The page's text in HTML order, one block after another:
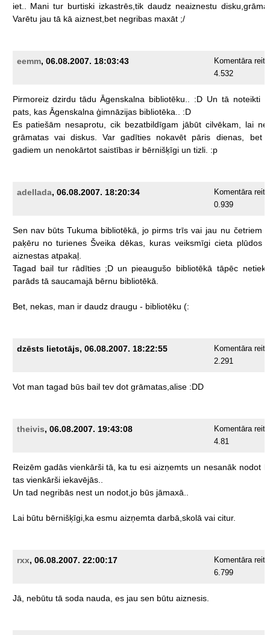
iet.. Mani tur burtiski izkastrēs,tik daudz neaiznestu
Varētu jau tā kā aiznest,bet negribas maxāt ;/
eemm, 06.08.2007. 18:03:43
Komentāra
4.532
Pirmoreiz dzirdu tādu Āgenskalna bibliotēku.. :D Un tā noteikti
pats, kas Āgenskalna ģimnāzijas bibliotēka..
:D
Es patiešām nesaprotu, cik bezatbildīgam jābūt cilvēkam, lai
grāmatas vai diskus. Var gadīties nokavēt pāris dienas, bet
gadiem un nenokārtot saistības ir bērnišķīgi un tizli. :p
adellada, 06.08.2007. 18:20:34
Komentāra
0.939
Sen nav būts Tukuma bibliotēkā, jo pirms trīs vai jau nu četriem
paķēru no turienes Šveika dēkas, kuras veiksmīgi cieta plūdos
aiznestas atpakaļ.
Tagad bail tur rādīties ;D un pieaugušo bibliotēkā tāpēc
parāds tā saucamajā bērnu bibliotēkā.
Bet, nekas, man ir daudz draugu - bibliotēku (:
dzēsts lietotājs, 06.08.2007. 18:22:55
Komentāra
2.291
Vot man tagad būs bail tev dot grāmatas,alise :DD
theivis, 06.08.2007. 19:43:08
Komentāra
4.81
Reizēm gadās vienkārši tā, ka tu esi aizņemts un nesanāk nodot
tas vienkārši iekavējās..
Un tad negribās nest un nodot,jo būs jāmaxā..
Lai būtu bērnišķīgi,ka esmu aizņemta darbā,skolā vai citur.
rxx, 06.08.2007. 22:00:17
Komentāra
6.799
Jā, nebūtu tā soda nauda, es jau sen būtu aiznesis.